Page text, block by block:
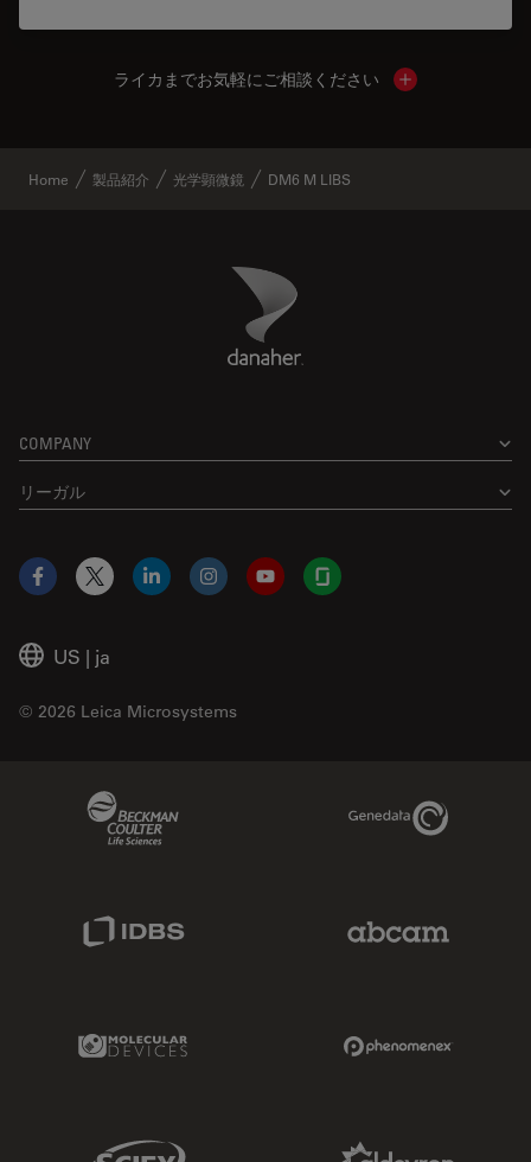
ライカまでお気軽にご相談ください Show local
Home 製品紹介 光学顕微鏡 DM6 M LIBS
Danaher Logo
COMPANY
リーガル
US | ja
© 2026 Leica Microsystems
Facebook
X LinkedInInstagramYouTubeGlassdoor
Genedata Link
Molecular Devices Link
Sciex Link